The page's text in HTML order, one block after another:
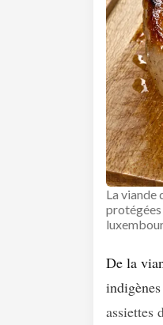
La viande
De la
assiettes